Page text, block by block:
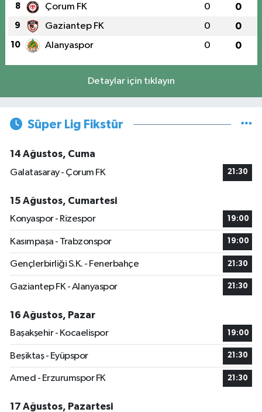
8 Çorum FK 0 0
9 Gaziantep FK 0 0
10 Alanyaspor 0 0
Detaylar için tıklayın
Süper Lig Fikstür
14 Ağustos, Cuma
Galatasaray - Çorum FK
21:30
15 Ağustos, Cumartesi
Konyaspor - Rizespor
19:00
Kasımpaşa - Trabzonspor 19:00
Gençlerbirliği S.K. - Fenerbahçe 21:30
Gaziantep FK - Alanyaspor 21:30
16 Ağustos, Pazar
Başakşehir - Kocaelispor
19:00
Beşiktaş - Eyüpspor 21:30
Amed - Erzurumspor FK 21:30
17 Ağustos, Pazartesi